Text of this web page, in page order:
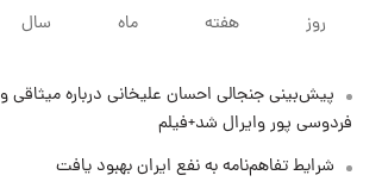
۱ روز پیش
۱ روز پیش
شرایط تازه فروش اقساطی سایپا
اعلام شد؛ شاهین، کوییک، اطلس،
روز هفته ماه سال
پیش‌بینی جنجالی احسان علیخانی درباره میثاقی و
فردوسی پور وایرال شد+فیلم
شرایط تفاهم‌نامه به نفع ایران بهبود یافت